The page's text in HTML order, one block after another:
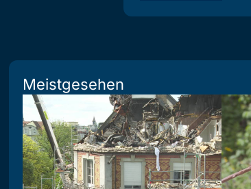
Meistgesehen